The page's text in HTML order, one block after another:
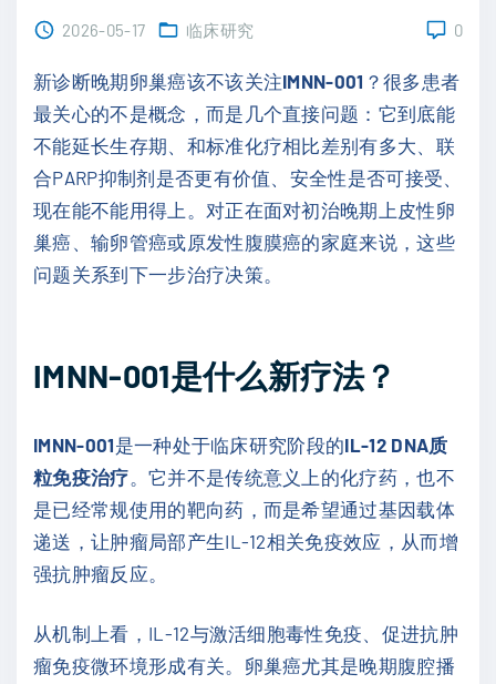
2026-05-17 临床研究 0
新诊断晚期卵巢癌该不该关注IMNN-001 ？很多患者
最关心的不是概念，而是几个直接问题：它到底能
不能延长生存期、和标准化疗相比差别有多大、联
合PARP抑制剂是否更有价值、安全性是否可接受、
现在能不能用得上。对正在面对初治晚期上皮性卵
巢癌、输卵管癌或原发性腹膜癌的家庭来说，这些
问题关系到下一步治疗决策。
IMNN-001是什么新疗法？
IMNN-001是一种处于临床研究阶段的IL-12 DNA质
粒免疫治疗 。它并不是传统意义上的化疗药，也不
是已经常规使用的靶向药，而是希望通过基因载体
递送，让肿瘤局部产生IL-12相关免疫效应，从而增
强抗肿瘤反应。
从机制上看，IL-12与激活细胞毒性免疫、促进抗肿
瘤免疫微环境形成有关。卵巢癌尤其是晚期腹腔播